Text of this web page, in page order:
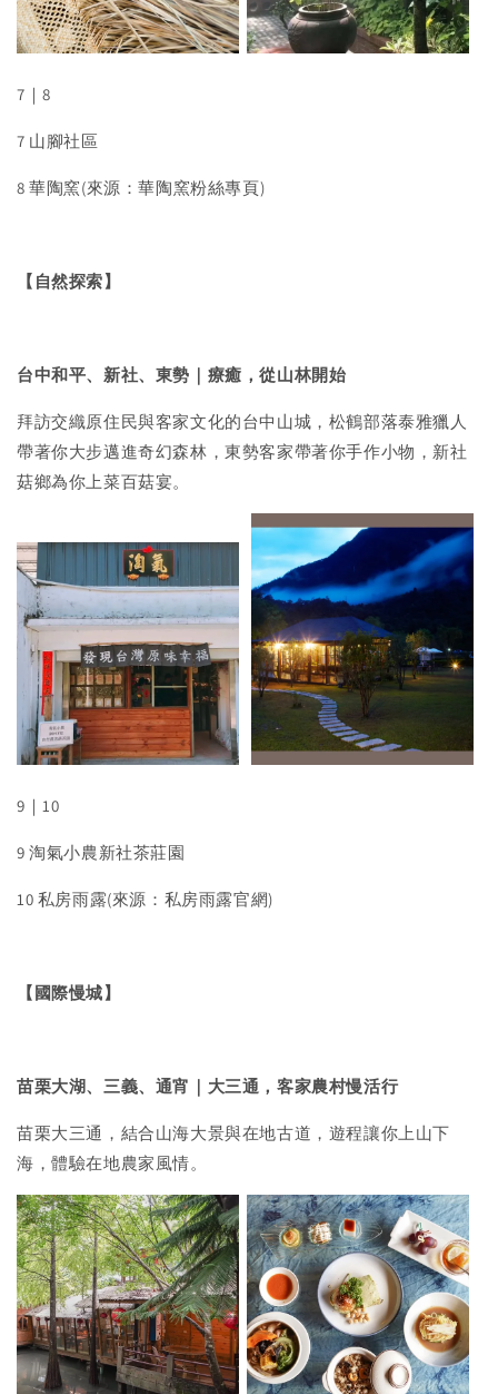
7｜8
7 山腳社區
8 華陶窯(來源：華陶窯粉絲專頁)
【自然探索】
台中和平、新社、東勢 ｜ 療癒，從山林開始
拜訪交織原住民與客家文化的台中山城，松鶴部落泰雅獵人
帶著你大步邁進奇幻森林，東勢客家帶著你手作小物，新社
菇鄉為你上菜百菇宴。
9｜10
9 淘氣小農新社茶莊園
10 私房雨露(來源：私房雨露官網)
【國際慢城】
苗栗大湖、三義、通宵 ｜ 大三通，客家農村慢活行
苗栗大三通，結合山海大景與在地古道，遊程讓你上山下
海，體驗在地農家風情。